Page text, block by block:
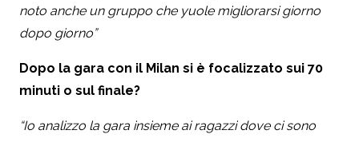
noto anche un gruppo che yuole migliorarsi giorno
dopo giorno”
Dopo la gara con il Milan si è focalizzato sui 70
minuti o sul finale?
“Io analizzo la gara insieme ai ragazzi dove ci sono